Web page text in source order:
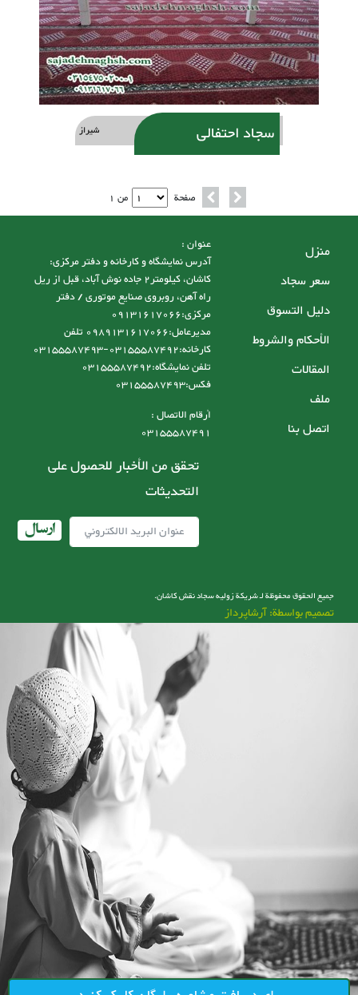
شیراز سجاد احتفالی
صفحة من 1
منزل
سعر سجاد
دليل التسوق
الأحكام والشروط
المقالات
ملف
اتصل بنا
عنوان :
آدرس نمایشگاه و کارخانه و دفتر مرکزی:
کاشان، کیلومتر2 جاده نوش آباد، قبل از ریل
راه آهن، روبروی صنایع موتوری / دفتر
مرکزی:09131617066
مدیرعامل:0989131617066 تلفن
کارخانه:03155587492-03155587493
تلفن نمایشگاه:03155587492
فکس:03155587493
أرقام الاتصال :
03155587491
تحقق من الأخبار للحصول على
التحديثات
ارسال
جميع الحقوق محفوظة لـ شریکة زولیه سجاد نقش کاشان.
تصميم بواسطة: آرشاپرداز